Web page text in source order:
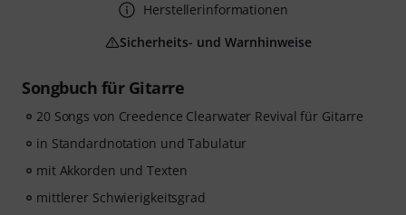
Songbuch für Gitarre
20 Songs von Creedence Clearwater Revival für Gitarre
in Standardnotation und Tabulatur
mit Akkorden und Texten
mittlerer Schwierigkeitsgrad
Herstellerinformationen
Sicherheits- und Warnhinweise